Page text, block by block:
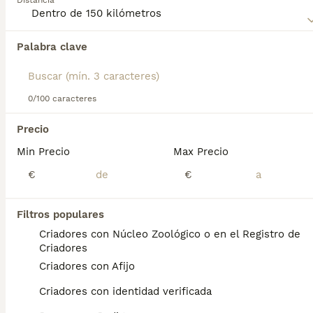
Palabra clave
0/100 caracteres
Precio
Min Precio
€
Max Precio
€
Filtros populares
Criadores con Núcleo Zoológico o en el Registro de
Criadores
Criadores con Afijo
Criadores con identidad verificada
Encontramos 0 Münsterländer Pequeño
Ourense.
Si deseas exactamente esta búsqueda guarda tu
¿Cuánto cuesta un
Munsterlander pequeño?
El coste de adquisición de esta raza puede